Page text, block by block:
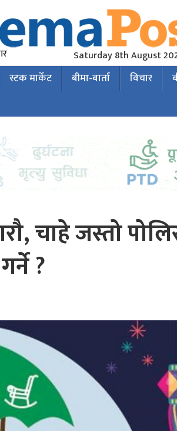
Saturday 8th August
स्टक मार्केट बीमा-बार्ता विचार
चाहे जस्तो
?